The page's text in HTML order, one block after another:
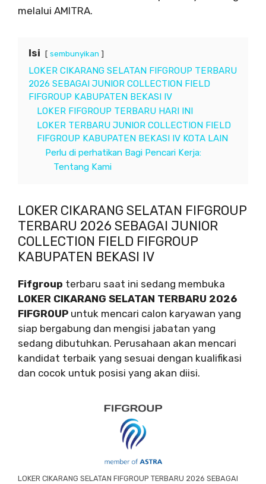
melalui AMITRA.
Isi sembunyikan
LOKER CIKARANG SELATAN FIFGROUP TERBARU
2026 SEBAGAI JUNIOR COLLECTION FIELD
FIFGROUP KABUPATEN BEKASI IV
LOKER FIFGROUP TERBARU HARI INI
LOKER TERBARU JUNIOR COLLECTION FIELD
FIFGROUP KABUPATEN BEKASI IV KOTA LAIN
Perlu di perhatikan Bagi Pencari Kerja:
Tentang Kami
LOKER CIKARANG SELATAN FIFGROUP
TERBARU 2026 SEBAGAI JUNIOR
COLLECTION FIELD FIFGROUP
KABUPATEN BEKASI IV
Fifgroup terbaru saat ini sedang membuka
LOKER CIKARANG SELATAN TERBARU 2026
FIFGROUP untuk mencari calon karyawan yang
siap bergabung dan mengisi jabatan yang
sedang dibutuhkan. Perusahaan akan mencari
kandidat terbaik yang sesuai dengan kualifikasi
dan cocok untuk posisi yang akan diisi.
LOKER CIKARANG SELATAN FIFGROUP TERBARU 2026 SEBAGAI